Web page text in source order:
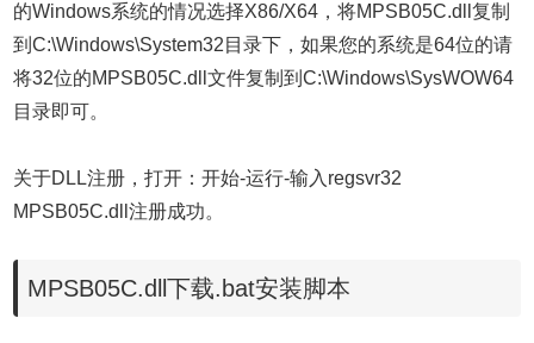
的Windows系统的情况选择X86/X64，将MPSB05C.dll复制
到C:\Windows\System32目录下，如果您的系统是64位的请
将32位的MPSB05C.dll文件复制到C:\Windows\SysWOW64
目录即可。
关于DLL注册，打开：开始-运行-输入regsvr32
MPSB05C.dll注册成功。
MPSB05C.dll下载.bat安装脚本